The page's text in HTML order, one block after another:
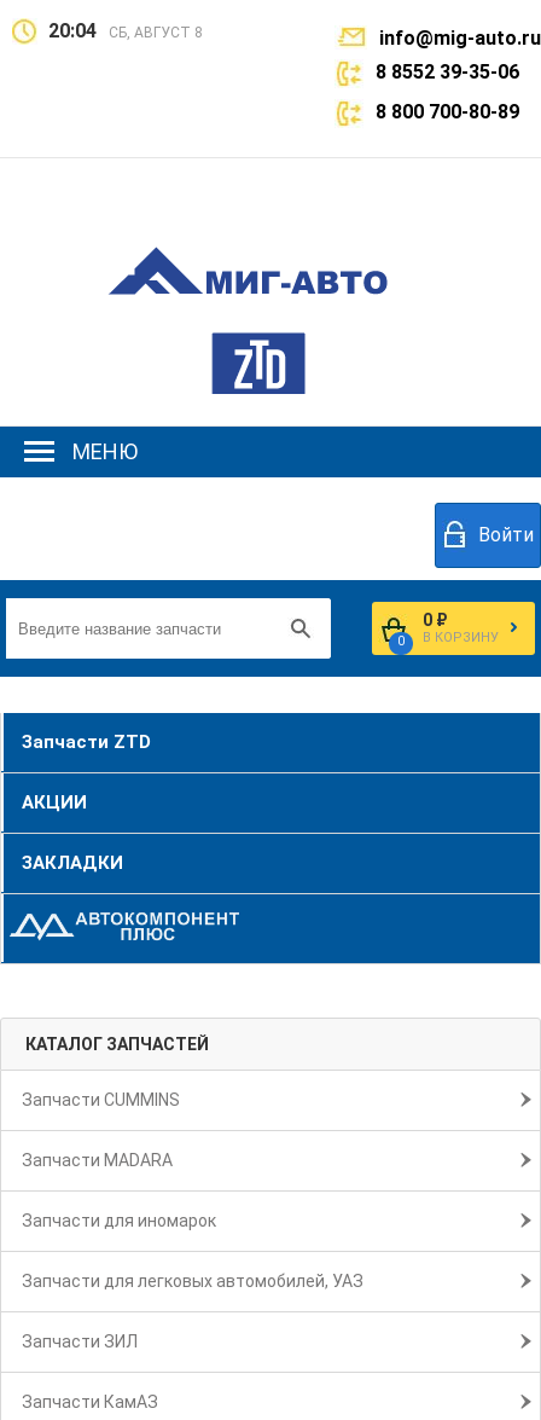
20:04 СБ, АВГУСТ 8
info@mig-auto.ru
8 8552 39-35-06
8 800 700-80-89
МЕНЮ
Войти
0
0 ₽
В КОРЗИНУ
Запчасти ZTD
АКЦИИ
ЗАКЛАДКИ
КАТАЛОГ ЗАПЧАСТЕЙ
Запчасти CUMMINS
Запчасти MADARA
Запчасти для иномарок
Запчасти для легковых автомобилей, УАЗ
Запчасти ЗИЛ
Запчасти КамАЗ